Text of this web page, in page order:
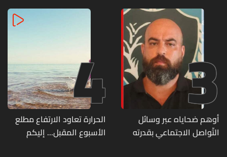
منذ آذار
3
أوهم ضحاياه عبر وسائل
التّواصل الاجتماعي بقدرته
4
الحرارة تعاود الارتفاع مطلع
الأسبوع المقبل... إليكم